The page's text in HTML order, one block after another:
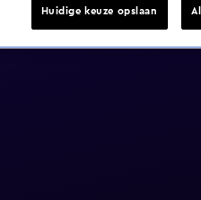
Huidige keuze opslaan